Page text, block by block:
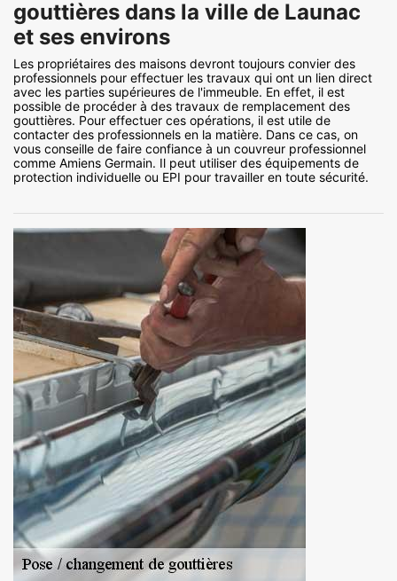
gouttières dans la ville de Launac
et ses environs
Les propriétaires des maisons devront toujours convier des
professionnels pour effectuer les travaux qui ont un lien direct
avec les parties supérieures de l'immeuble. En effet, il est
possible de procéder à des travaux de remplacement des
gouttières. Pour effectuer ces opérations, il est utile de
contacter des professionnels en la matière. Dans ce cas, on
vous conseille de faire confiance à un couvreur professionnel
comme Amiens Germain. Il peut utiliser des équipements de
protection individuelle ou EPI pour travailler en toute sécurité.